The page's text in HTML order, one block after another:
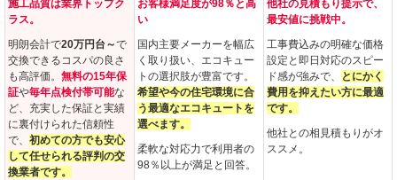
施工品質は業界トップク
ラス。
明朗会計で20万円台～で
交換できるコスパの良さ
も高評価。 無料の15年保
証や毎年点検付帯可能な
ど、充実した保証と実績
に裏付けられた信頼性
で、 初めての方でも安心
して任せられる評判の交
換業者です。
お客様満足度が98％と高
い
国内主要メーカーを幅広
く取り扱い、エコキュー
トの選択肢が豊富です。
希望や今の住宅環境に合
う最適なエコキュートを
選べます。
柔軟な対応力で利用者の
98％以上が満足と回答。
他社の見積もり提示で、
最安値に挑戦中。
工事費込みの明確な価格
設定と即日対応のスピー
ド感が強みで、
とにかく
費用を抑えたい方に最適
です。
他社との相見積もりがオ
ススメ。